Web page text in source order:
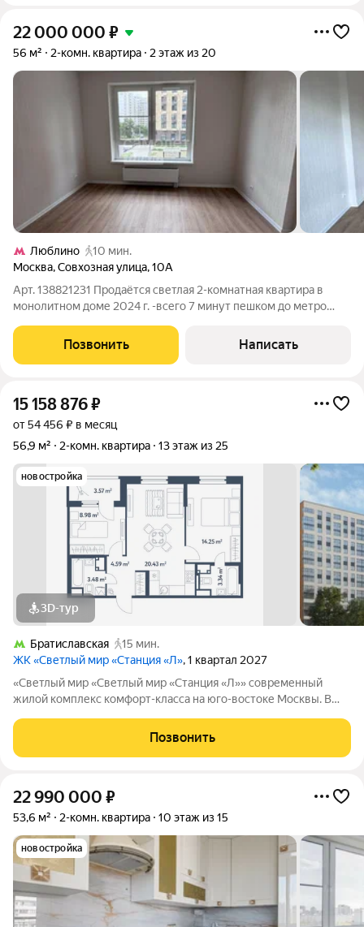
22 000 000 ₽
56 м² 2-комн. квартира 2 этаж из 20
Люблино
10 мин.
Москва,Совхозная улица,10А
Арт. 138821231 Продаётся светлая 2-комнатная квартира в
монолитном доме 2024 г. -всего 7 минут пешком до метро
косметическая отделка. Что уже сделано внутри:Стены - обои
светлых тонов, создают
Позвонить Написать
15 158 876₽
от 54 456 ₽ в месяц
56,9 м²
2-комн. квартира 13 этаж из 25
новостройка
3D-тур
Братиславская
15 мин.
ЖК «Светлый мир «Станция «Л», 1 квартал 2027
«Светлый мир «Светлый мир «Станция «Л»» современный
жилой комплекс комфорт-класса на юго-востоке Москвы. В
благоустроенные дворы без машин, детские игровые
комплексы, спортивные площадки и многое другое.
Позвонить
22 990 000 ₽
53,6 м² 2-комн. квартира 10 этаж из 15
новостройка